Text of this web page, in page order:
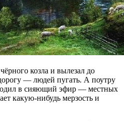
козла и вылезал до
— людей пугать. А поутру
в сияющий эфир — местных
какую-нибудь мерзость и